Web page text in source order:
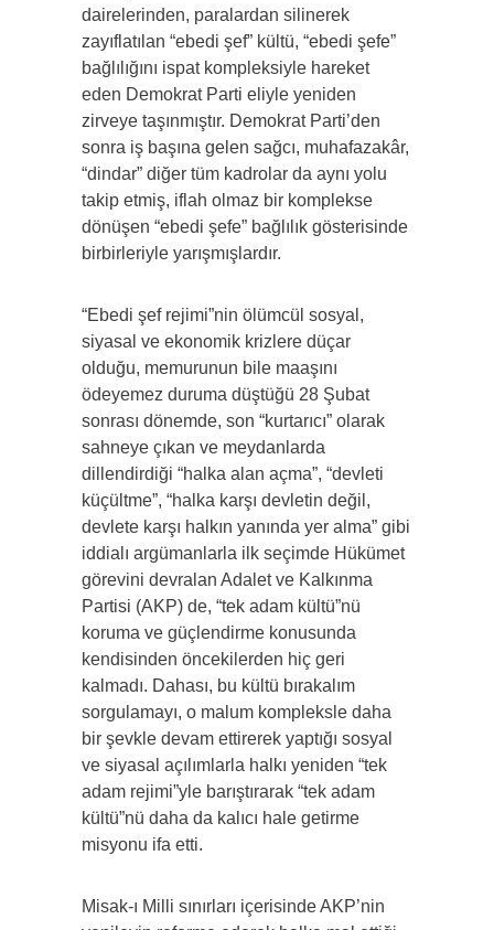
dairelerinden, paralardan silinerek
zayıflatılan “ebedi şef” kültü, “ebedi şefe”
bağlılığını ispat kompleksiyle hareket
eden Demokrat Parti eliyle yeniden
zirveye taşınmıştır. Demokrat Parti’den
sonra iş başına gelen sağcı, muhafazakâr,
“dindar” diğer tüm kadrolar da aynı yolu
takip etmiş, iflah olmaz bir komplekse
dönüşen “ebedi şefe” bağlılık gösterisinde
birbirleriyle yarışmışlardır.
“Ebedi şef rejimi”nin ölümcül sosyal,
siyasal ve ekonomik krizlere düçar
olduğu, memurunun bile maaşını
ödeyemez duruma düştüğü 28 Şubat
sonrası dönemde, son “kurtarıcı” olarak
sahneye çıkan ve meydanlarda
dillendirdiği “halka alan açma”, “devleti
küçültme”, “halka karşı devletin değil,
devlete karşı halkın yanında yer alma” gibi
iddialı argümanlarla ilk seçimde Hükümet
görevini devralan Adalet ve Kalkınma
Partisi (AKP) de, “tek adam kültü”nü
koruma ve güçlendirme konusunda
kendisinden öncekilerden hiç geri
kalmadı. Dahası, bu kültü bırakalım
sorgulamayı, o malum kompleksle daha
bir şevkle devam ettirerek yaptığı sosyal
ve siyasal açılımlarla halkı yeniden “tek
adam rejimi”yle barıştırarak “tek adam
kültü”nü daha da kalıcı hale getirme
misyonu ifa etti.
Misak-ı Milli sınırları içerisinde AKP’nin